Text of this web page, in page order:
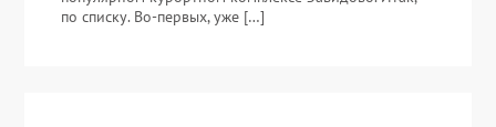
по списку. Во-первых, уже […]